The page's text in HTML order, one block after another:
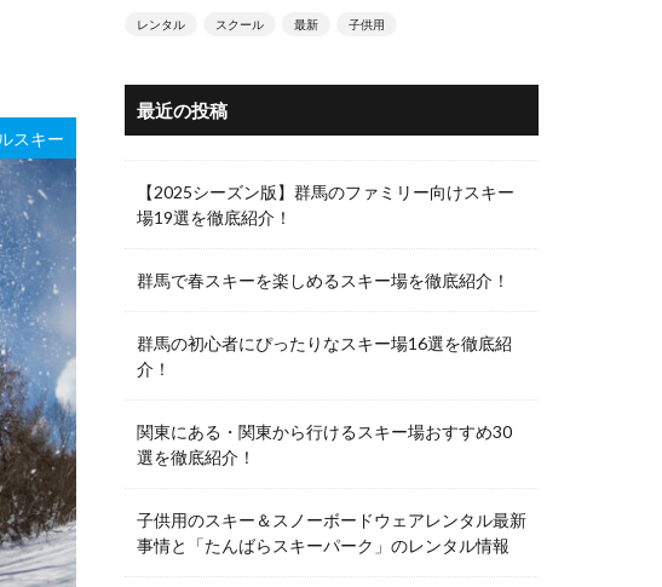
スキー
レンタル スクール 最新 子供用
最近の投稿
【2025シーズン版】群馬のファミリー向けスキー
場19選を徹底紹介！
群馬で春スキーを楽しめるスキー場を徹底紹介！
群馬の初心者にぴったりなスキー場16選を徹底紹
介！
関東にある・関東から行けるスキー場おすすめ30
選を徹底紹介！
子供用のスキー＆スノーボードウェアレンタル最新
事情と「たんばらスキーパーク」のレンタル情報